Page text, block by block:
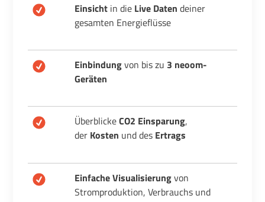
Einsicht in die Live Daten deiner
gesamten Energieflüsse
Einbindungvon bis zu 3 neoom-
Geräten
ÜberblickeCO2 Einsparung,
der Kosten und des Ertrags
Einfache Visualisierungvon
Stromproduktion, Verbrauchs und